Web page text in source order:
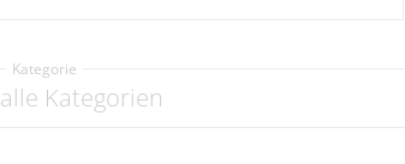
alle Kategorien
Kategorie